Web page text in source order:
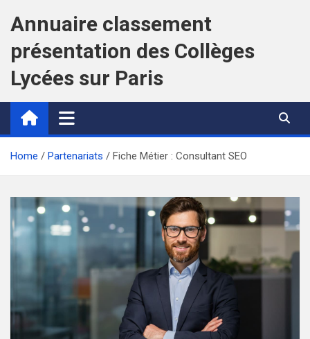
Annuaire classement
présentation des Collèges
Lycées sur Paris
Home Partenariats Fiche Métier : Consultant SEO